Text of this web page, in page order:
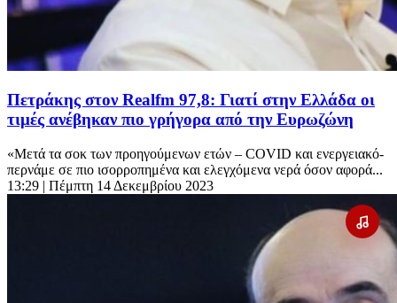
Πετράκης στον Realfm 97,8: Γιατί στην Ελλάδα οι
τιμές ανέβηκαν πιο γρήγορα από την Ευρωζώνη
«Μετά τα σοκ των προηγούμενων ετών – COVID και ενεργειακό-
περνάμε σε πιο ισορροπημένα και ελεγχόμενα νερά όσον αφορά...
13:29 | Πέμπτη 14 Δεκεμβρίου 2023